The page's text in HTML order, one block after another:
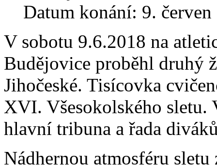
Datum konání: 9. červen
V sobotu 9.6.2018 na
Budějovice proběhl druhý
Jihočeské. Tisícovka
XVI. Všesokolského sletu.
hlavní tribuna a řada
Nádhernou atmosféru sletu